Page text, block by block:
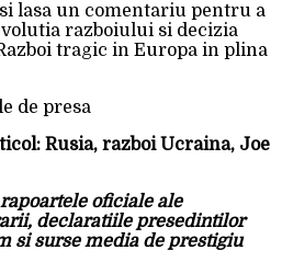
lasa un comentariu pentru a
razboiului si decizia
tragic in Europa in plina
de presa
Rusia, razboi Ucraina, Joe
oficiale ale
declaratiile presedintilor
si surse media de prestigiu